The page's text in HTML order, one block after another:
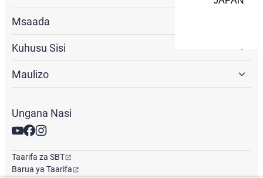
Msaada
Kuhusu Sisi
Maulizo
Ungana Nasi
Taarifa za SBT
Barua ya Taarifa